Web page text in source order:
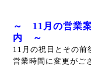
～ 11月の営業
内 ～
11月の祝日とその前
営業時間に変更がご